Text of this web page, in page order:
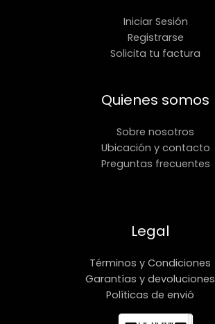
Iniciar Sesión
Registrarse
Solicita tu factura
Quienes somos
Sobre nosotros
Ubicación y contacto
Preguntas frecuentes
Legal
Términos y Condiciones
Garantías y devoluciones
Políticas de envió